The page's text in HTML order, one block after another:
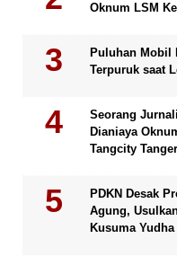
Oknum LSM
Puluhan Mobil
Terpuruk saat
Seorang
Dianiaya
Tangcity
PDKN Desak
Agung,
Kusuma Yudha